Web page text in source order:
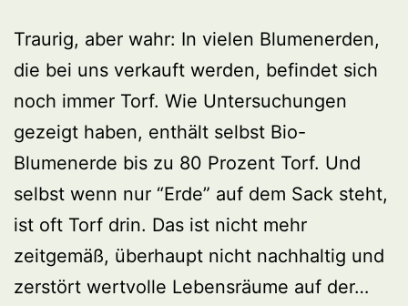
Traurig, aber wahr: In vielen Blumenerden,
die bei uns verkauft werden, befindet sich
noch immer Torf. Wie Untersuchungen
gezeigt haben, enthält selbst Bio-
Blumenerde bis zu 80 Prozent Torf. Und
selbst wenn nur “Erde” auf dem Sack steht,
ist oft Torf drin. Das ist nicht mehr
zeitgemäß, überhaupt nicht nachhaltig und
zerstört wertvolle Lebensräume auf der…